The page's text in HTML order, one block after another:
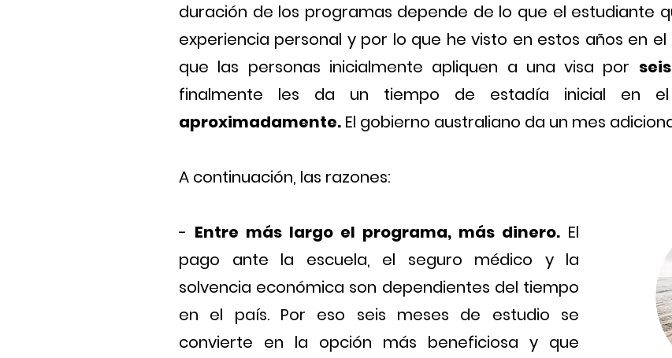
duración de los programas depende de lo que el estudiante
experiencia personal y por lo que he visto en estos años en
que las personas inicialmente apliquen a una visa por
finalmente les da un tiempo de estadía inicial en
aproximadamente. El gobierno australiano da un mes
A continuación, las razones:
- Entre más largo el programa, más dinero. El
pago ante la escuela, el seguro médico y la
solvencia económica son dependientes del tiempo
en el país. Por eso seis meses de estudio se
convierte en la opción más beneficiosa y que